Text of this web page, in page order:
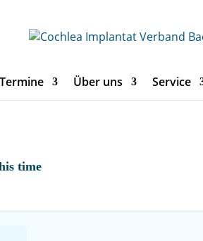
Termine Über uns Service
time